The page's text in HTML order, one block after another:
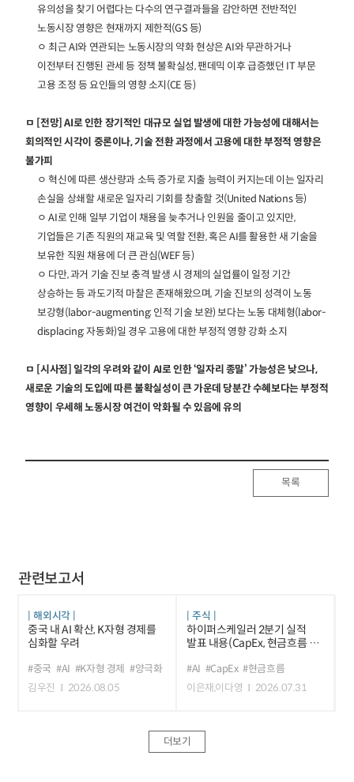
유의성을 찾기 어렵다는 다수의 연구결과들을 감안하면 전반적인
노동시장 영향은 현재까지 제한적(GS 등)
ㅇ 최근 AI와 연관되는 노동시장의 약화 현상은 AI와 무관하거나
이전부터 진행된 관세 등 정책 불확실성, 팬데믹 이후 급증했던 IT 부문
고용 조정 등 요인들의 영향 소지(CE 등)
ㅁ [전망] AI로 인한 장기적인 대규모 실업 발생에 대한 가능성에 대해서는
회의적인 시각이 중론이나, 기술 전환 과정에서 고용에 대한 부정적 영향은
불가피
ㅇ 혁신에 따른 생산량과 소득 증가로 지출 능력이 커지는데 이는 일자리
손실을 상쇄할 새로운 일자리 기회를 창출할 것(United Nations 등)
ㅇ AI로 인해 일부 기업이 채용을 늦추거나 인원을 줄이고 있지만,
기업들은 기존 직원의 재교육 및 역할 전환, 혹은 AI를 활용한 새 기술을
보유한 직원 채용에 더 큰 관심(WEF 등)
ㅇ 다만, 과거 기술 진보 충격 발생 시 경제의 실업률이 일정 기간
상승하는 등 과도기적 마찰은 존재해왔으며, 기술 진보의 성격이 노동
보강형(labor-augmenting: 인적 기술 보완) 보다는 노동 대체형(labor-
displacing: 자동화)일 경우 고용에 대한 부정적 영향 강화 소지
ㅁ [시사점] 일각의 우려와 같이 AI로 인한 ‘일자리 종말’ 가능성은 낮으나,
새로운 기술의 도입에 따른 불확실성이 큰 가운데 당분간 수혜보다는 부정적
영향이 우세해 노동시장 여건이 악화될 수 있음에 유의
목록
관련보고서
해외시각
중국 내 AI 확산, K자형 경제를
심화할 우려
#중국 #AI #K자형 경제
#양극화
김우진
2026.08.05
주식
하이퍼스케일러 2분기 실적
발표 내용(CapEx, 현금흐름 등)
#AI #CapEx #현금흐름
이은재,이다영
2026.07.31
더보기